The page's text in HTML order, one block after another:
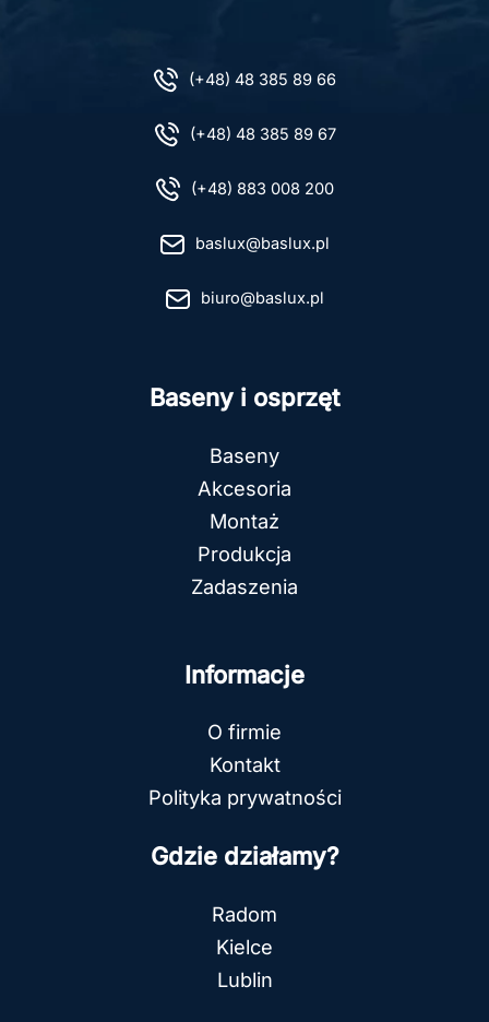
(+48) 48 385 89 66
(+48) 48 385 89 67
(+48) 883 008 200
baslux@baslux.pl
biuro@baslux.pl
Baseny i osprzęt
Baseny
Akcesoria
Montaż
Produkcja
Zadaszenia
Informacje
O firmie
Kontakt
Polityka prywatności
Gdzie działamy?
Radom
Kielce
Lublin